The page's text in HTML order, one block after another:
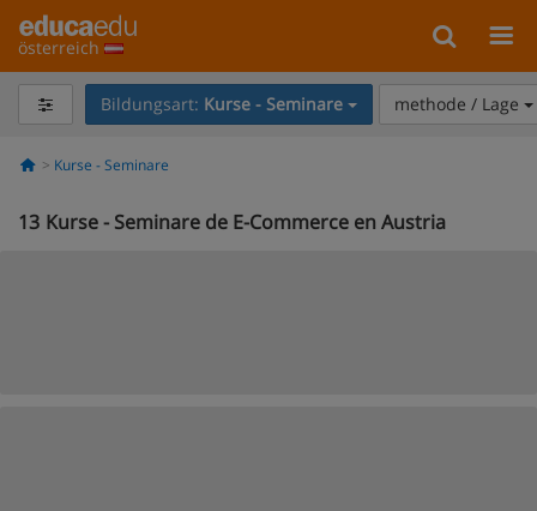
österreich
Bildungsart: Kurse - Seminare methode / Lage
Kurse - Seminare
13 Kurse - Seminare de E-Commerce en Austria